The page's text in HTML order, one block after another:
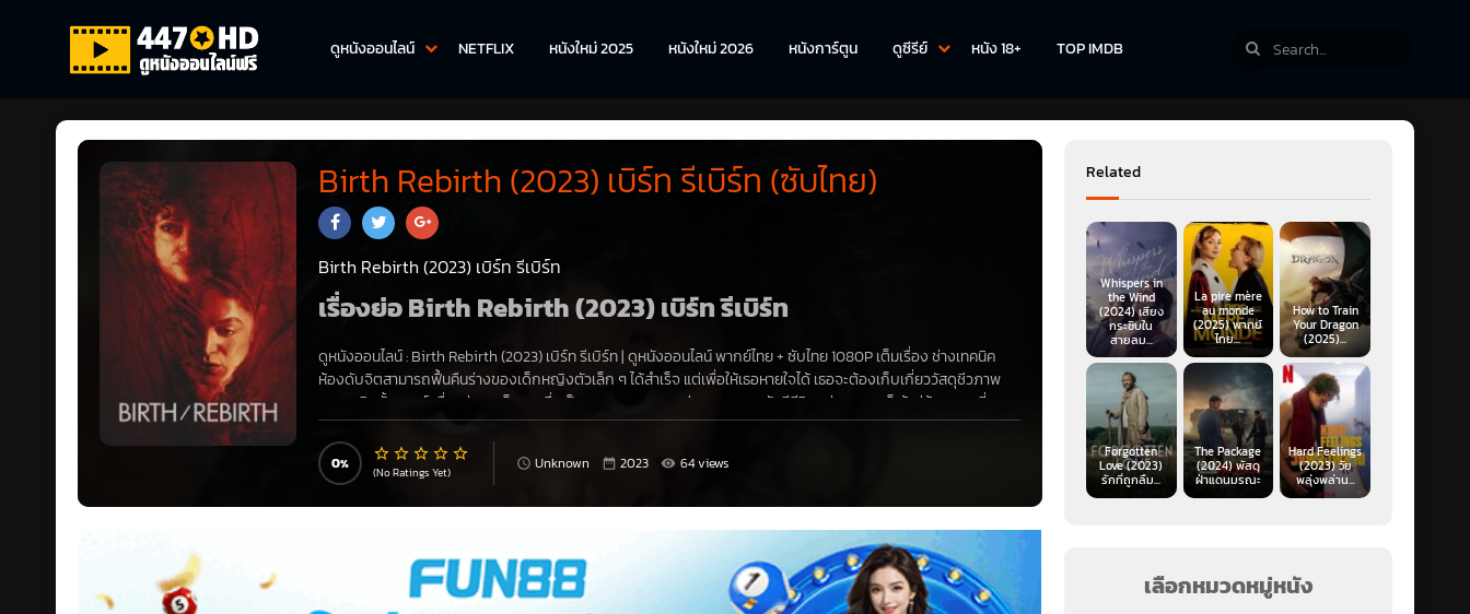
ดูหนังออนไลน์ NETFLIX หนังใหม่ 2025 หนังใหม่ 2026 หนังการ์ตูน ดูซีรีย์ หนัง 18+ TOP IMDB
Birth Rebirth (2023) เบิร์ท รีเบิร์ท (ซับไทย)
Birth Rebirth (2023) เบิร์ท รีเบิร์ท
เรื่องย่อ Birth Rebirth (2023) เบิร์ท รีเบิร์ท
ดูหนังออนไลน์ :Birth Rebirth (2023) เบิร์ท รีเบิร์ท|ดูหนังออนไลน์พากย์ไทย + ซับไทย 1080P เต็มเรื่อง ช่างเทคนิค
ห้องดับจิตสามารถฟื้นคืนร่างของเด็กหญิงตัวเล็ก ๆ ได้สำเร็จ แต่เพื่อให้เธอหายใจได้ เธอจะต้องเก็บเกี่ยววัสดุชีวภาพ
จากหญิงตั้งครรภ์ เมื่อแม่ของเด็กสาวซึ่งเป็นนางพยาบาล พบว่าลูกของเธอยังมีชีวิตอยู่ พวกเขาก็เข้าสู่ข้อตกลงที่
บังคับให้ทั้งคู่ต้องตกอยู่ในเส้นทางมืดมนที่ไม่มีวันหวนกลับ
0 (No Ratings Yet) Unknown 2023 64 views
Related
Whispers in
the Wind
(2024) เสียง
กระซิบใน
สายลม...
La pire mère
au monde
(2025) พากย์
ไทย...
How to Train
Your Dragon
(2025)...
Forgotten
Love (2023)
รักที่ถูกลืม...
The Package
(2024) พัสดุ
ฝ่าแดนมรณะ
Hard Feelings
(2023) วัย
พลุ่งพล่าน...
เลือกหมวดหมู่หนัง